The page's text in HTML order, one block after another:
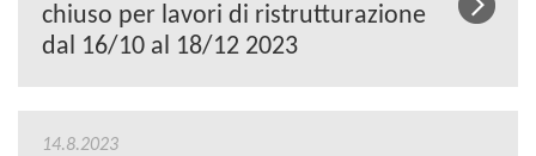
chiuso per lavori di ristrutturazione
dal 16/10 al 18/12 2023
14.8.2023